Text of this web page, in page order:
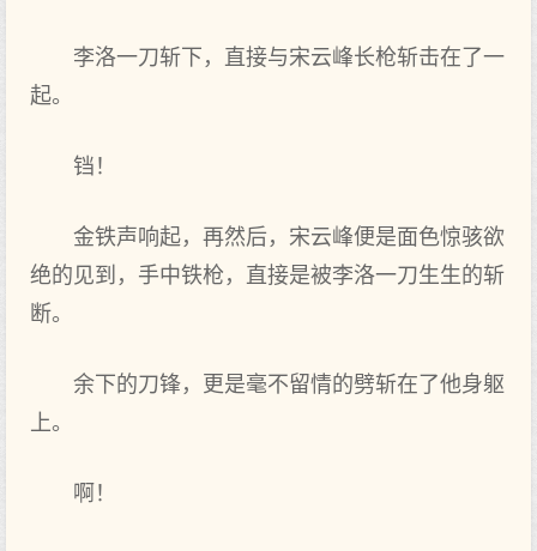
李洛一刀斩下，直接与宋云峰长枪斩击在了一
起。
铛！
金铁声响起，再然后，宋云峰便是面色惊骇欲
绝的见到，手中铁枪，直接是被李洛一刀生生的斩
断。
余下的刀锋，更是毫不留情的劈斩在了他身躯
上。
啊！